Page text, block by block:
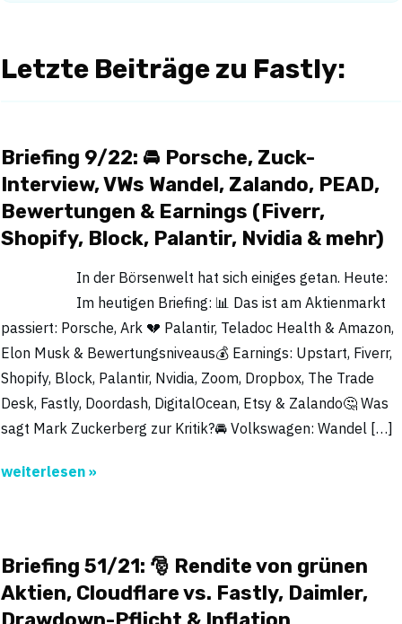
Letzte Beiträge zu Fastly:
Briefing 9/22: 🚘 Porsche, Zuck-
Interview, VWs Wandel, Zalando, PEAD,
Bewertungen & Earnings (Fiverr,
Shopify, Block, Palantir, Nvidia & mehr)
In der Börsenwelt hat sich einiges getan. Heute:
Im heutigen Briefing: 📊 Das ist am Aktienmarkt
passiert: Porsche, Ark 💔 Palantir, Teladoc Health & Amazon,
Elon Musk & Bewertungsniveaus💰 Earnings: Upstart, Fiverr,
Shopify, Block, Palantir, Nvidia, Zoom, Dropbox, The Trade
Desk, Fastly, Doordash, DigitalOcean, Etsy & Zalando🤔 Was
sagt Mark Zuckerberg zur Kritik?🚘 Volkswagen: Wandel […]
weiterlesen »
Briefing 51/21: 🎅 Rendite von grünen
Aktien, Cloudflare vs. Fastly, Daimler,